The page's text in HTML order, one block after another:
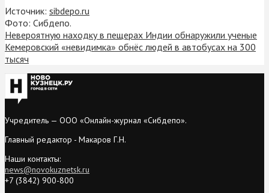
Источник: sibdepo.ru
Фото: Сибдепо.
Невероятную находку в пещерах Индии обнаружили ученые
Кемеровский «невидимка» обнёс людей в автобусах на 300
тысяч
Учредитель — ООО «Онлайн-журнал «Сибдепо».
Главный редактор - Макаров Г.Н.
Наши контакты:
news@novokuznetsk.ru
+7 (3842) 900-800